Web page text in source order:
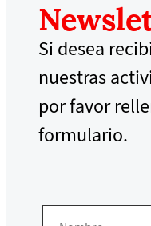
Si desea
nuestras
por favor
formulario.